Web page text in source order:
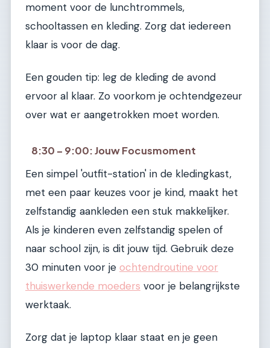
moment voor de lunchtrommels,
schooltassen en kleding. Zorg dat iedereen
klaar is voor de dag.
Een gouden tip: leg de kleding de avond
ervoor al klaar. Zo voorkom je ochtendgezeur
over wat er aangetrokken moet worden.
8:30 – 9:00: Jouw Focusmoment
Een simpel 'outfit-station' in de kledingkast,
met een paar keuzes voor je kind, maakt het
zelfstandig aankleden een stuk makkelijker.
Als je kinderen even zelfstandig spelen of
naar school zijn, is dit jouw tijd. Gebruik deze
30 minuten voor je ochtendroutine voor
thuiswerkende moeders voor je belangrijkste
werktaak.
Zorg dat je laptop klaar staat en je geen